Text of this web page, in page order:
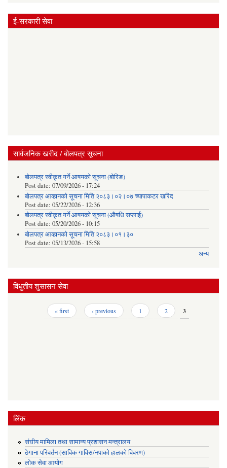
ई-सरकारी सेवा
सार्वजनिक खरीद / बोलपत्र सूचना
बोलपत्र स्वीकृत गर्ने आषयको सूचना (बोरिङ)
Post date: 07/09/2026 - 17:24
बोलपत्र आव्हानको सूचना मिति २०८३।०२।०७ च्यापाकटर खरिद
Post date: 05/22/2026 - 12:36
बोलपत्र स्वीकृत गर्ने आषयको सूचना (औषधि सप्लाई)
Post date: 05/20/2026 - 10:15
बोलपत्र आव्हानको सूचना मिति २०८३।०१।३०
Post date: 05/13/2026 - 15:58
अन्य
विधुतीय शुसासन सेवा
« first ‹ previous 1 2 3
लिंक
संघीय मामिला तथा सामान्य प्रशासन मन्त्रालय
ठेगाना परिवर्तन (साविक गाविस/नपाको हालको विवरण)
लोक सेवा आयोग